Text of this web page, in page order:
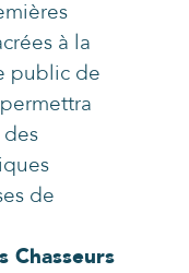
à la
public de
de
Chasseurs